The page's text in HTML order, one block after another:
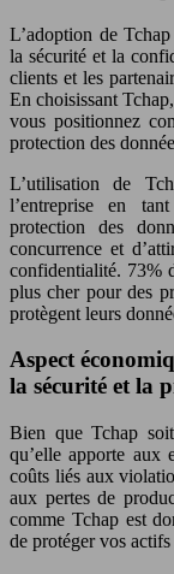
L’adoption de
la sécurité et la
clients et les
En choisissant
vous positionnez
protection des
L’utilisation de
l’entreprise en
protection des
concurrence et
confidentialité. 73%
plus cher pour des
protègent leurs
Aspect
la sécurité et la
Bien que Tchap
qu’elle apporte aux
coûts liés aux
aux pertes de
comme Tchap est
de protéger vos